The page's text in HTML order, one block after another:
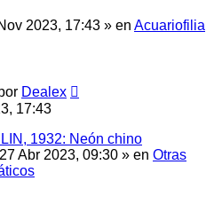
2023, 17:43 » en Acuariofilia
Dealex
17:43
1932: Neón chino
Abr 2023, 09:30 » en Otras